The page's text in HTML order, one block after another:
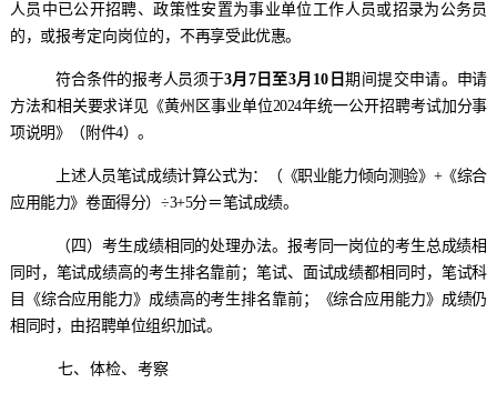
人员中已公开招聘、政策性安置为事业单位工作人员或招录为公务员
的， 或报考定向岗位的，不再享受此优惠。
符合条件的报考人员须于3月 7日至3月10日期间提交申请。申请
方法和相关要求详见《黄州区事业单位2024年统一公开招聘考试加分事
项说明》（附件4）。
上述人员笔试成绩计算公式为： （《职业能力倾向测验》 +《综合
应用能力》 卷面得分） ÷3+5分＝笔试成绩。
（ 四 ）考生成绩相同的处理办法。报考同一岗位的考生总成绩相
同时，笔试成绩高的考生排名靠前；笔试、面试成绩都相同时，笔试科
目《综合应用能力》成绩高的考生排名靠前；《综合应用能力》成绩仍
相同时， 由招聘单位组织加试。
七、 体检、考察